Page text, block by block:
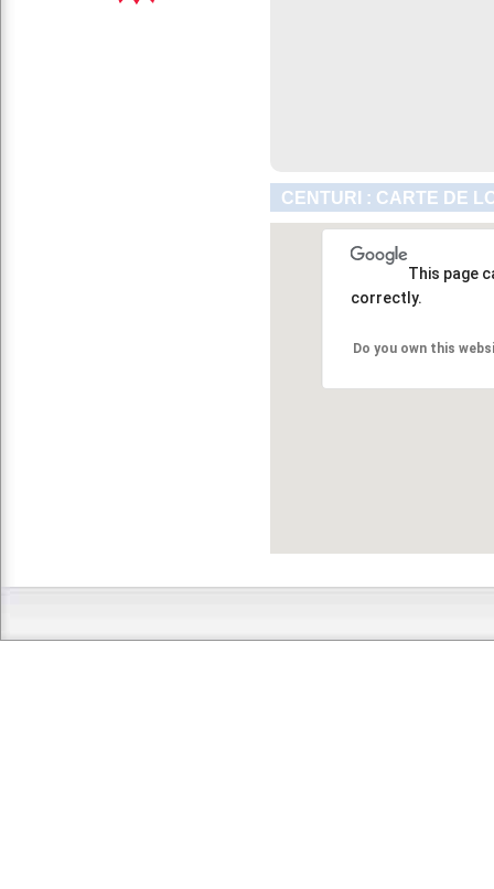
CENTURI : CARTE DE
This page
correctly.
Do you own this